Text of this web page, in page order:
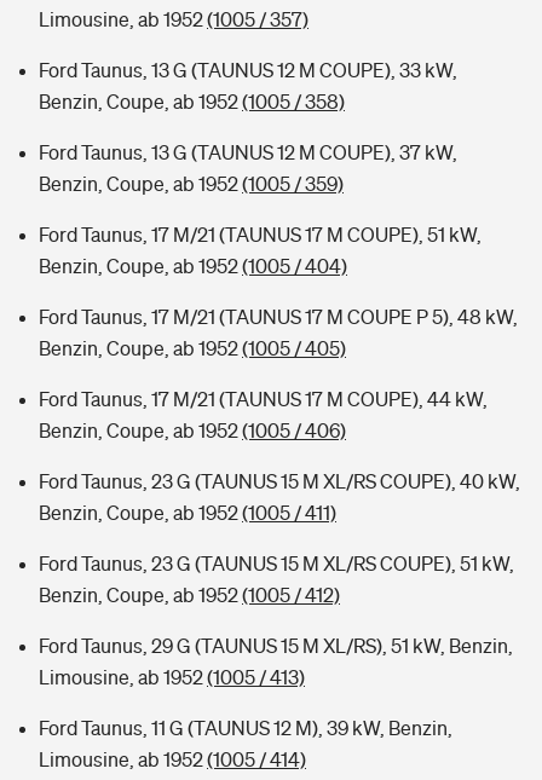
Limousine, ab 1952(1005 / 357)
Ford Taunus, 13 G (TAUNUS 12 M COUPE), 33 kW,
Benzin, Coupe, ab 1952(1005 / 358)
Ford Taunus, 13 G (TAUNUS 12 M COUPE), 37 kW,
Benzin, Coupe, ab 1952(1005 / 359)
Ford Taunus, 17 M/21 (TAUNUS 17 M COUPE), 51 kW,
Benzin, Coupe, ab 1952(1005 / 404)
Ford Taunus, 17 M/21 (TAUNUS 17 M COUPE P 5), 48 kW,
Benzin, Coupe, ab 1952(1005 / 405)
Ford Taunus, 17 M/21 (TAUNUS 17 M COUPE), 44 kW,
Benzin, Coupe, ab 1952(1005 / 406)
Ford Taunus, 23 G (TAUNUS 15 M XL/RS COUPE), 40 kW,
Benzin, Coupe, ab 1952(1005 / 411)
Ford Taunus, 23 G (TAUNUS 15 M XL/RS COUPE), 51 kW,
Benzin, Coupe, ab 1952(1005 / 412)
Ford Taunus, 29 G (TAUNUS 15 M XL/RS), 51 kW, Benzin,
Limousine, ab 1952(1005 / 413)
Ford Taunus, 11 G (TAUNUS 12 M), 39 kW, Benzin,
Limousine, ab 1952(1005 / 414)